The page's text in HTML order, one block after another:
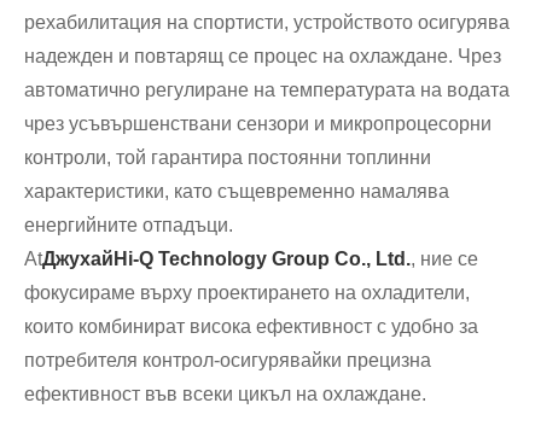
рехабилитация на спортисти, устройството осигурява
надежден и повтарящ се процес на охлаждане. Чрез
автоматично регулиране на температурата на водата
чрез усъвършенствани сензори и микропроцесорни
контроли, той гарантира постоянни топлинни
характеристики, като същевременно намалява
енергийните отпадъци.
AtДжухайHi-Q Technology Group Co., Ltd., ние се
фокусираме върху проектирането на охладители,
които комбинират висока ефективност с удобно за
потребителя контрол-осигурявайки прецизна
ефективност във всеки цикъл на охлаждане.